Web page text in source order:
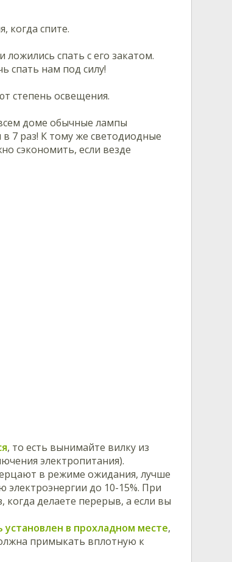
когда спите.
спать с его закатом.
спать нам под силу!
степень освещения.
доме обычные лампы
7 раз! К тому же светодиодные
сэкономить, если везде
, то есть вынимайте вилку из
электропитания).
в режиме ожидания, лучше
до 10-15%. При
делаете перерыв, а если вы
в прохладном месте,
примыкать вплотную к